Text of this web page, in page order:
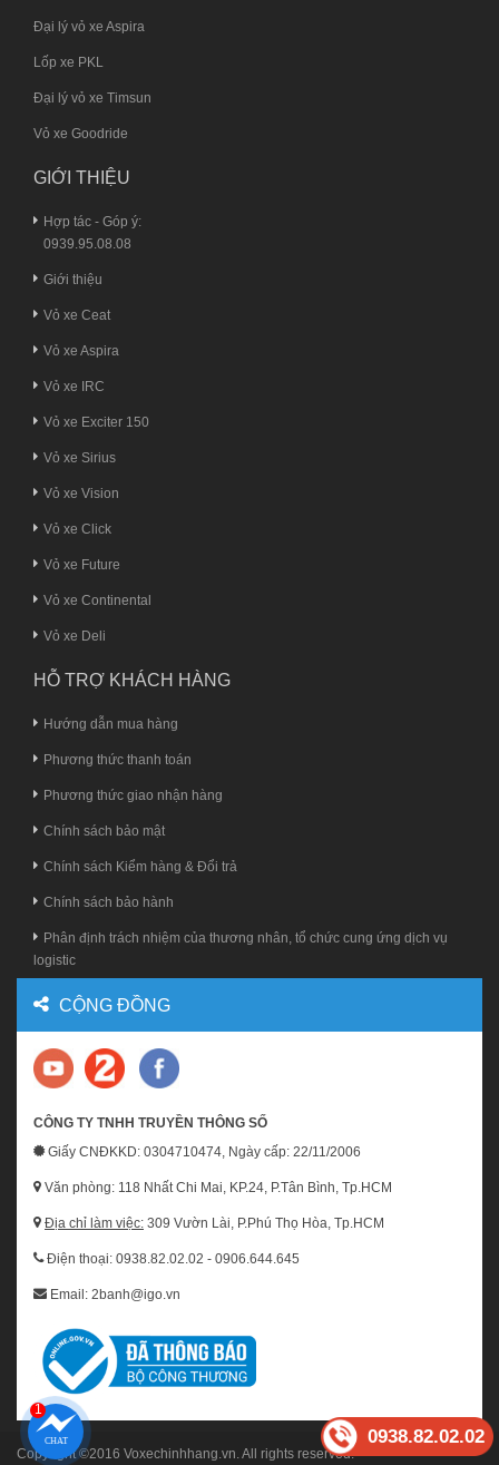
Đại lý vỏ xe Aspira
Lốp xe PKL
Đại lý vỏ xe Timsun
Vỏ xe Goodride
GIỚI THIỆU
Hợp tác - Góp ý:
0939.95.08.08
Giới thiệu
Vỏ xe Ceat
Vỏ xe Aspira
Vỏ xe IRC
Vỏ xe Exciter 150
Vỏ xe Sirius
Vỏ xe Vision
Vỏ xe Click
Vỏ xe Future
Vỏ xe Continental
Vỏ xe Deli
HỖ TRỢ KHÁCH HÀNG
Hướng dẫn mua hàng
Phương thức thanh toán
Phương thức giao nhận hàng
Chính sách bảo mật
Chính sách Kiểm hàng & Đổi trả
Chính sách bảo hành
Phân định trách nhiệm của thương nhân, tổ chức cung ứng dịch vụ
logistic
CỘNG ĐỒNG
CÔNG TY TNHH TRUYỀN THÔNG SỐ
Giấy CNĐKKD: 0304710474, Ngày cấp: 22/11/2006
Văn phòng: 118 Nhất Chi Mai, KP.24, P.Tân Bình, Tp.HCM
Địa chỉ làm việc: 309 Vườn Lài, P.Phú Thọ Hòa, Tp.HCM
Điện thoại: 0938.82.02.02 - 0906.644.645
Email: 2banh@igo.vn
Copyright ©2016 Voxechinhhang.vn . All rights reserved.
1
0938.82.02.02